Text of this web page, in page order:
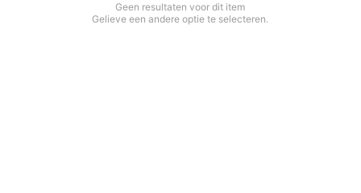
Geen resultaten voor dit item
Gelieve een andere optie te selecteren.